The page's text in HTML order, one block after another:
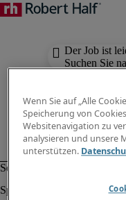
Der Job ist
Suchen Sie
Wenn Sie auf „Alle
Speicherung von
Websitenavigation zu
analysieren und unsere
unterstützen.